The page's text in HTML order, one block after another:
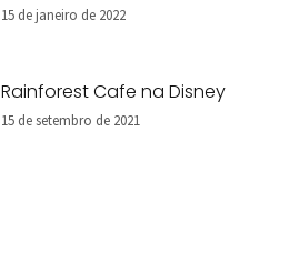
15 de janeiro de 2022
Rainforest Cafe na Disney
15 de setembro de 2021